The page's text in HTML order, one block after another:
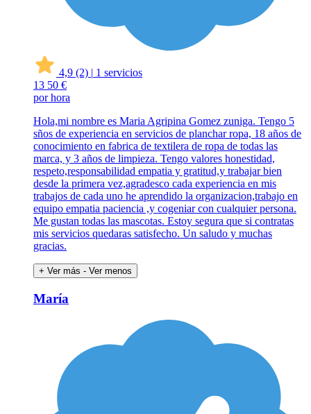
4,9 (2) | 1 servicios
13 50 €
por hora
Hola,mi nombre es Maria Agripina Gomez zuniga. Tengo 5
sños de experiencia en servicios de planchar ropa, 18 años de
conocimiento en fabrica de textilera de ropa de todas las
marca, y 3 años de limpieza. Tengo valores honestidad,
respeto,responsabilidad empatia y gratitud,y trabajar bien
desde la primera vez,agradesco cada experiencia en mis
trabajos de cada uno he aprendido la organizacion,trabajo en
equipo empatia paciencia ,y cogeniar con cualquier persona.
Me gustan todas las mascotas. Estoy segura que si contratas
mis servicios quedaras satisfecho. Un saludo y muchas
gracias.
+ Ver más - Ver menos
María